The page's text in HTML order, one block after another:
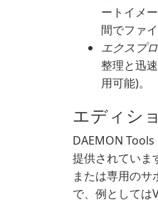
ートイメ
間でファ
エクスプ
整理と迅
用可能)。
エディシ
DAEMON
提供されていま
または専用の
で、例として